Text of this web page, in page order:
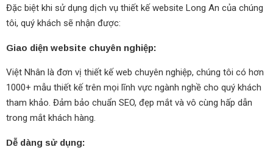
Đặc biệt khi sử dụng dịch vụ thiết kế website Long An của chúng
tôi, quý khách sẽ nhận được:
Giao diện website chuyên nghiệp:
Việt Nhân là đơn vị thiết kế web chuyên nghiệp, chúng tôi có hơn
1000+ mẫu thiết kế trên mọi lĩnh vực ngành nghề cho quý khách
tham khảo. Đảm bảo chuẩn SEO, đẹp mắt và vô cùng hấp dẫn
trong mắt khách hàng.
Dễ dàng sử dụng: